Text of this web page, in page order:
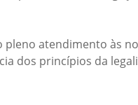
atendimento às
dos princípios da